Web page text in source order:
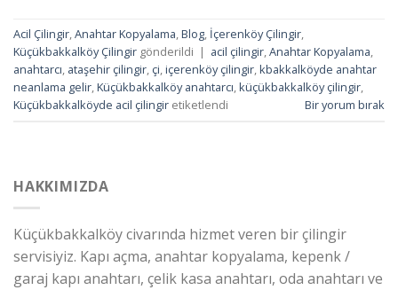
Acil Çilingir,Anahtar Kopyalama,Blog, İçerenköy Çilingir,
Küçükbakkalköy Çilingir gönderildi | acil çilingir,Anahtar Kopyalama,
anahtarcı, ataşehir çilingir, çi,içerenköy çilingir,kbakkalköyde anahtar
neanlama gelir,Küçükbakkalköy anahtarcı,küçükbakkalköy çilingir,
Küçükbakkalköyde acil çilingir etiketlendi Bir yorum bırak
HAKKIMIZDA
Küçükbakkalköy civarında hizmet veren bir çilingir
servisiyiz. Kapı açma, anahtar kopyalama, kepenk /
garaj kapı anahtarı, çelik kasa anahtarı, oda anahtarı ve